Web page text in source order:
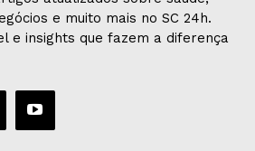
e muito mais no SC 24h.
e insights que fazem a diferença